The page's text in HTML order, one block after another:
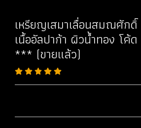
เหรียญเสมาเลื่อนสมณศัก
เนื้ออัลปาก้า ผิวน้ำทอง โค้
*** (ขายแล้ว)